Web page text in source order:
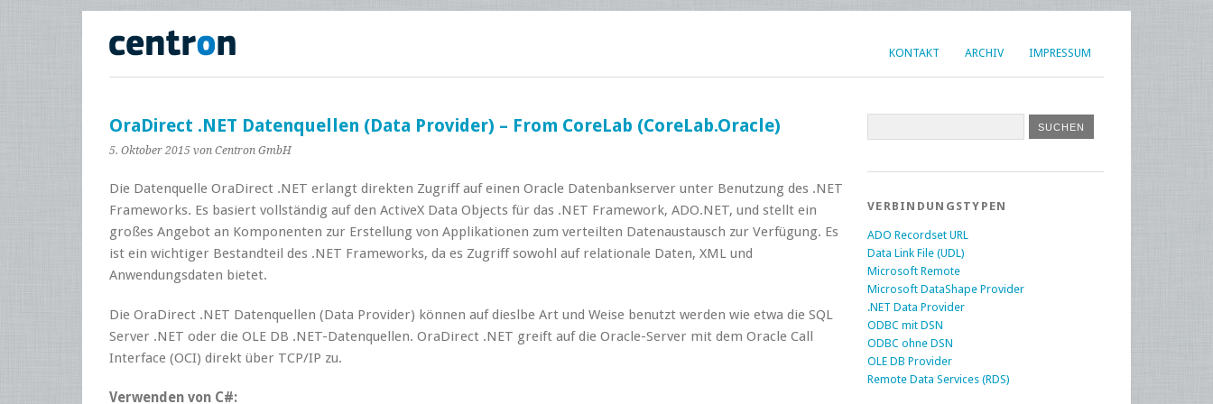
KONTAKT ARCHIV IMPRESSUM
OraDirect .NET Datenquellen (Data Provider) – From CoreLab (CoreLab.Oracle)
5. Oktober 2015 von Centron GmbH
Die Datenquelle OraDirect .NET erlangt direkten Zugriff auf einen Oracle Datenbankserver unter Benutzung des .NET
Frameworks. Es basiert vollständig auf den ActiveX Data Objects für das .NET Framework, ADO.NET, und stellt ein
großes Angebot an Komponenten zur Erstellung von Applikationen zum verteilten Datenaustausch zur Verfügung. Es
ist ein wichtiger Bestandteil des .NET Frameworks, da es Zugriff sowohl auf relationale Daten, XML und
Anwendungsdaten bietet.
Die OraDirect .NET Datenquellen (Data Provider) können auf dieslbe Art und Weise benutzt werden wie etwa die SQL
Server .NET oder die OLE DB .NET-Datenquellen. OraDirect .NET greift auf die Oracle-Server mit dem Oracle Call
Interface (OCI) direkt über TCP/IP zu.
Verwenden von C#:
VERBINDUNGSTYPEN
ADO Recordset URL
Data Link File (UDL)
Microsoft Remote
Microsoft DataShape Provider
.NET Data Provider
ODBC mit DSN
ODBC ohne DSN
OLE DB Provider
Remote Data Services (RDS)